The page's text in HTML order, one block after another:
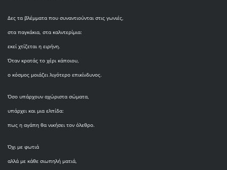
Δες τα βλέμματα που συναντιούνται στις γωνιές,
στα παγκάκια, στα καλντερίμια:
εκεί χτίζεται η ειρήνη.
Όταν κρατάς το χέρι κάποιου,
ο κόσμος μοιάζει λιγότερο επικίνδυνος.
Όσο υπάρχουν αχώριστα σώματα,
υπάρχει και μια ελπίδα:
πως η αγάπη θα νικήσει τον όλεθρο.
Όχι με φωτιά
αλλά με κάθε σιωπηλή ματιά,